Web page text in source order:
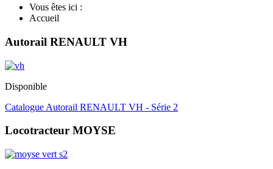
Vous êtes ici :
Accueil
Autorail RENAULT VH
Disponible
Catalogue Autorail RENAULT VH - Série 2
Locotracteur MOYSE